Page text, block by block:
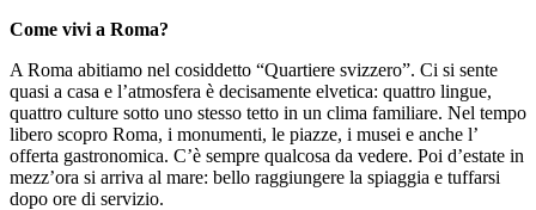
Come vivi a Roma?
A Roma abitiamo nel cosiddetto “Quartiere svizzero”. Ci si sente
quasi a casa e l’atmosfera è decisamente elvetica: quattro lingue,
quattro culture sotto uno stesso tetto in un clima familiare. Nel tempo
libero scopro Roma, i monumenti, le piazze, i musei e anche l’
offerta gastronomica. C’è sempre qualcosa da vedere. Poi d’estate in
mezz’ora si arriva al mare: bello raggiungere la spiaggia e tuffarsi
dopo ore di servizio.